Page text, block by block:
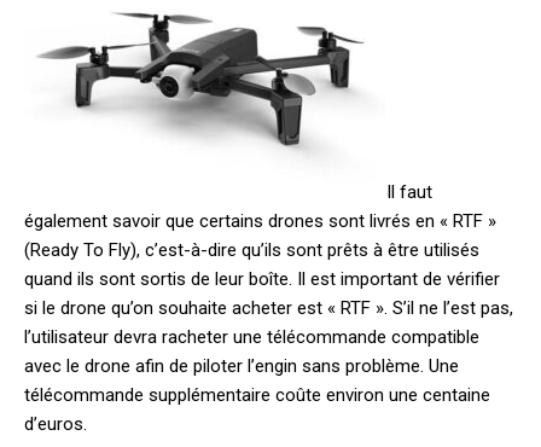
Il faut
également savoir que certains drones sont livrés en « RTF »
(Ready To Fly), c’est-à-dire qu’ils sont prêts à être utilisés
quand ils sont sortis de leur boîte. Il est important de vérifier
si le drone qu’on souhaite acheter est « RTF ». S’il ne l’est pas,
l’utilisateur devra racheter une télécommande compatible
avec le drone afin de piloter l’engin sans problème. Une
télécommande supplémentaire coûte environ une centaine
d’euros.